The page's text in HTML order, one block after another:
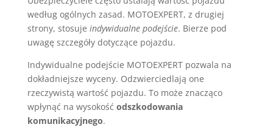
według ogólnych zasad. MOTOEXPERT, z drugiej
strony, stosuje indywidualne podejście. Bierze pod
uwagę szczegóły dotyczące pojazdu.
Indywidualne podejście MOTOEXPERT pozwala na
dokładniejsze wyceny. Odzwierciedlają one
rzeczywistą wartość pojazdu. To może znacząco
wpłynąć na wysokość odszkodowania
komunikacyjnego.